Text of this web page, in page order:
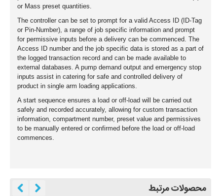
or Mass preset quantities.
The controller can be set to prompt for a valid Access ID (ID-Tag
or Pin-Number), a range of job specific information and prompt
for permissive inputs before a delivery can be commenced. The
Access ID number and the job specific data is stored as a part of
the logged transaction record and can be made available to
external databases. A pump demand output and emergency stop
inputs assist in catering for safe and controlled delivery of
product in single arm loading applications.
A start sequence ensures a load or off-load will be carried out
safely and recorded accurately, allowing for custom transaction
information, compartment number, preset value and permissives
to be manually entered or confirmed before the load or off-load
commences.
محصولات مرتبط